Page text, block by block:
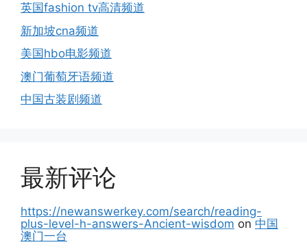
英国fashion tv高清频道
新加坡cna频道
美国hbo电影频道
澳门葡萄牙语频道
中国古装剧频道
最新评论
https://newanswerkey.com/search/reading-
plus-level-h-answers-Ancient-wisdom on 中国
澳门一台